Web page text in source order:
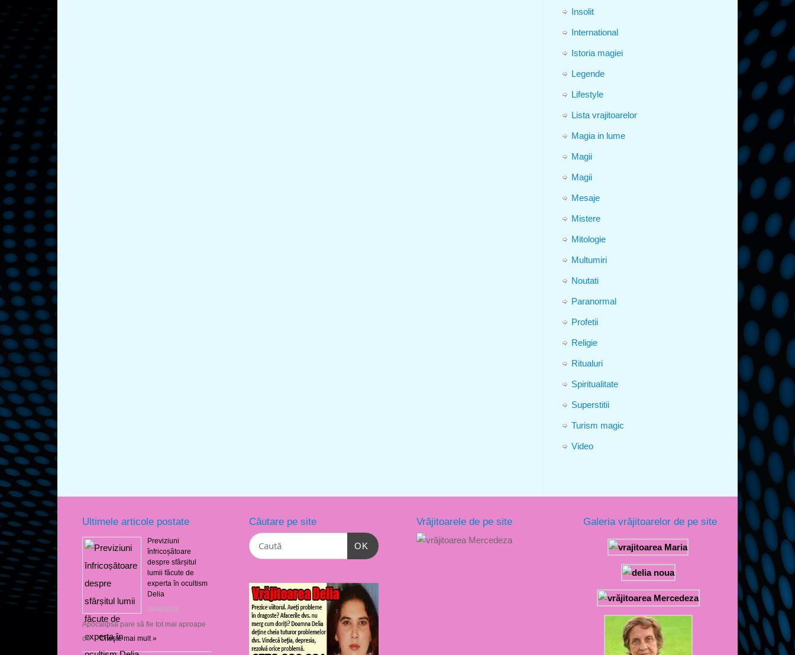
Insolit
International
Istoria magiei
Legende
Lifestyle
Lista vrajitoarelor
Magia in lume
Magii
Magii
Mesaje
Mistere
Mitologie
Multumiri
Noutati
Paranormal
Profetii
Religie
Ritualuri
Spiritualitate
Superstitii
Turism magic
Video
Ultimele articole postate
Previziuni
înfricoșătoare
despre sfârșitul
lumii făcute de
experta în ocultism
Delia
08/08/2026
Apocalipsa pare să fie tot mai aproape
de …Citeşte mai mult »
Căutare pe site
OK
Vrăjitoarele de pe site Galeria vrăjitoarelor de pe site